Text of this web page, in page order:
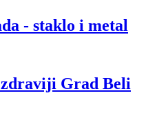
- staklo i metal
Grad Beli